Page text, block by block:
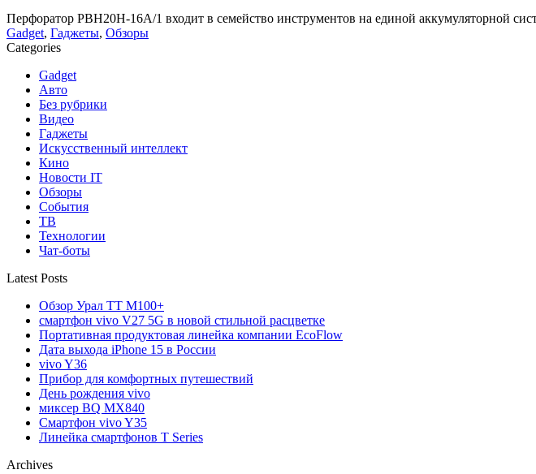
Перфоратор PBH20H-16A/1 входит в семейство инструментов на единой аккумуляторной
Gadget, Гаджеты, Обзоры
Categories
Gadget
Авто
Без рубрики
Видео
Гаджеты
Искусственный интеллект
Кино
Новости IT
Обзоры
События
ТВ
Технологии
Чат-боты
Latest Posts
Обзор Урал ТТ М100+
смартфон vivo V27 5G в новой стильной расцветке
Портативная продуктовая линейка компании EcoFlow
Дата выхода iPhone 15 в России
vivo Y36
Прибор для комфортных путешествий
День рождения vivo
миксер BQ MX840
Смартфон vivo Y35
Линейка смартфонов T Series
Archives